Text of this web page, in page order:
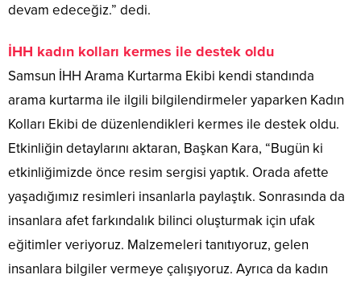
devam edeceğiz.” dedi.
İHH kadın kolları kermes ile destek oldu
Samsun İHH Arama Kurtarma Ekibi kendi standında
arama kurtarma ile ilgili bilgilendirmeler yaparken Kadın
Kolları Ekibi de düzenlendikleri kermes ile destek oldu.
Etkinliğin detaylarını aktaran, Başkan Kara, “Bugün ki
etkinliğimizde önce resim sergisi yaptık. Orada afette
yaşadığımız resimleri insanlarla paylaştık. Sonrasında da
insanlara afet farkındalık bilinci oluşturmak için ufak
eğitimler veriyoruz. Malzemeleri tanıtıyoruz, gelen
insanlara bilgiler vermeye çalışıyoruz. Ayrıca da kadın